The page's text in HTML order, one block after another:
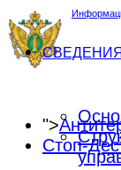
">
Стоп-